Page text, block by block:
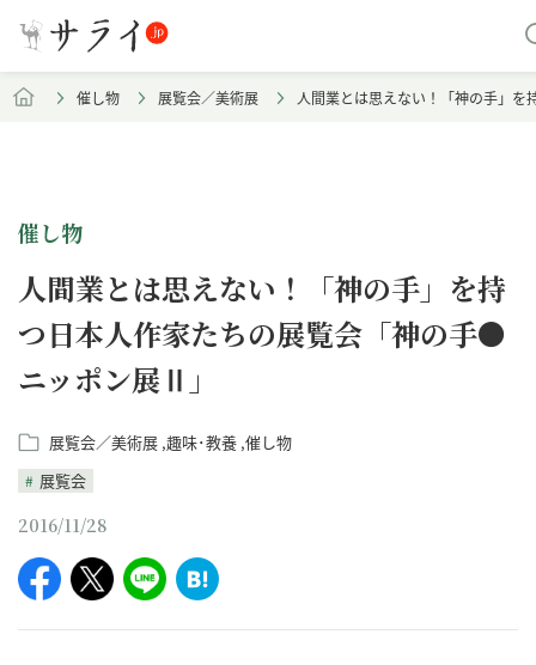
催し物 展覧会／美術展 人間業とは思えない！「神の手」
催し物
人間業とは思えない！「神の手」を持
つ日本人作家たちの展覧会「神の手●
ニッポン展Ⅱ」
展覧会／美術展 趣味･教養 催し物
展覧会
2016/11/28